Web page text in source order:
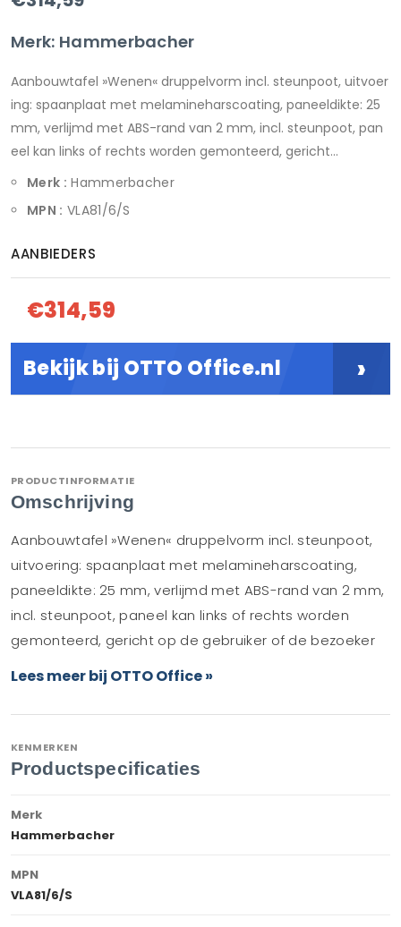
Merk: Hammerbacher
Aanbouwtafel »Wenen« druppelvorm incl. steunpoot, uitvoer
ing: spaanplaat met melamineharscoating, paneeldikte: 25
mm, verlijmd met ABS-rand van 2 mm, incl. steunpoot, pan
eel kan links of rechts worden gemonteerd, gericht...
Merk : Hammerbacher
MPN : VLA81/6/S
AANBIEDERS
€314,59
Bekijk bij OTTO Office.nl ›
PRODUCTINFORMATIE
Omschrijving
Aanbouwtafel »Wenen« druppelvorm incl. steunpoot,
uitvoering: spaanplaat met melamineharscoating,
paneeldikte: 25 mm, verlijmd met ABS-rand van 2 mm,
incl. steunpoot, paneel kan links of rechts worden
gemonteerd, gericht op de gebruiker of de bezoeker
Lees meer bij OTTO Office »
KENMERKEN
Productspecificaties
Merk
Hammerbacher
MPN
VLA81/6/S